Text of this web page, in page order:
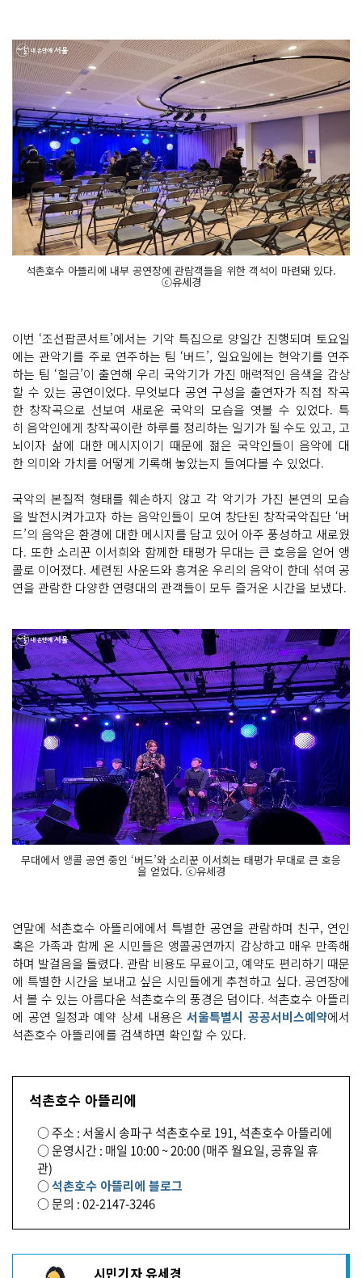
석촌호수 아뜰리에 내부 공연장에 관람객들을 위한 객석이 마련돼 있다.
ⓒ유세경
이번 ‘조선팝콘서트’에서는 기악 특집으로 양일간 진행되며 토요일
에는 관악기를 주로 연주하는 팀 ‘버드’, 일요일에는 현악기를 연주
하는 팀 ‘힐금’이 출연해 우리 국악기가 가진 매력적인 음색을 감상
할 수 있는 공연이었다. 무엇보다 공연 구성을 출연자가 직접 작곡
한 창작곡으로 선보여 새로운 국악의 모습을 엿볼 수 있었다. 특
히 음악인에게 창작곡이란 하루를 정리하는 일기가 될 수도 있고, 고
뇌이자 삶에 대한 메시지이기 때문에 젊은 국악인들이 음악에 대
한 의미와 가치를 어떻게 기록해 놓았는지 들여다볼 수 있었다.
국악의 본질적 형태를 훼손하지 않고 각 악기가 가진 본연의 모습
을 발전시켜가고자 하는 음악인들이 모여 창단된 창작국악집단 ‘버
드’의 음악은 환경에 대한 메시지를 담고 있어 아주 풍성하고 새로웠
다. 또한 소리꾼 이서희와 함께한 태평가 무대는 큰 호응을 얻어 앵
콜로 이어졌다. 세련된 사운드와 흥겨운 우리의 음악이 한데 섞여 공
연을 관람한 다양한 연령대의 관객들이 모두 즐거운 시간을 보냈다.
무대에서 앵콜 공연 중인 ‘버드’와 소리꾼 이서희는 태평가 무대로 큰 호응
을 얻었다. ⓒ유세경
연말에 석촌호수 아뜰리에에서 특별한 공연을 관람하며 친구, 연인
혹은 가족과 함께 온 시민들은 앵콜공연까지 감상하고 매우 만족해
하며 발걸음을 돌렸다. 관람 비용도 무료이고, 예약도 편리하기 때문
에 특별한 시간을 보내고 싶은 시민들에게 추천하고 싶다. 공연장에
서 볼 수 있는 아름다운 석촌호수의 풍경은 덤이다. 석촌호수 아뜰리
에 공연 일정과 예약 상세 내용은서울특별시 공공서비스예약에서
석촌호수 아뜰리에를 검색하면 확인할 수 있다.
석촌호수 아뜰리에
○ 주소 : 서울시 송파구 석촌호수로 191, 석촌호수 아뜰리에
○ 운영시간 : 매일 10:00 ~ 20:00 (매주 월요일, 공휴일 휴
관)
○석촌호수 아뜰리에 블로그
○ 문의 : 02-2147-3246
시민기자 유세경